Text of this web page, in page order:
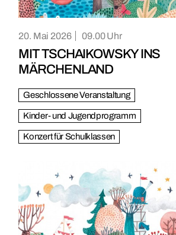
20. Mai 2026 09.00
MIT TSCHAIKOWSKY INS
MÄRCHENLAND
Geschlossene Veranstaltung
Kinder- und Jugendprogramm
Konzert für Schulklassen